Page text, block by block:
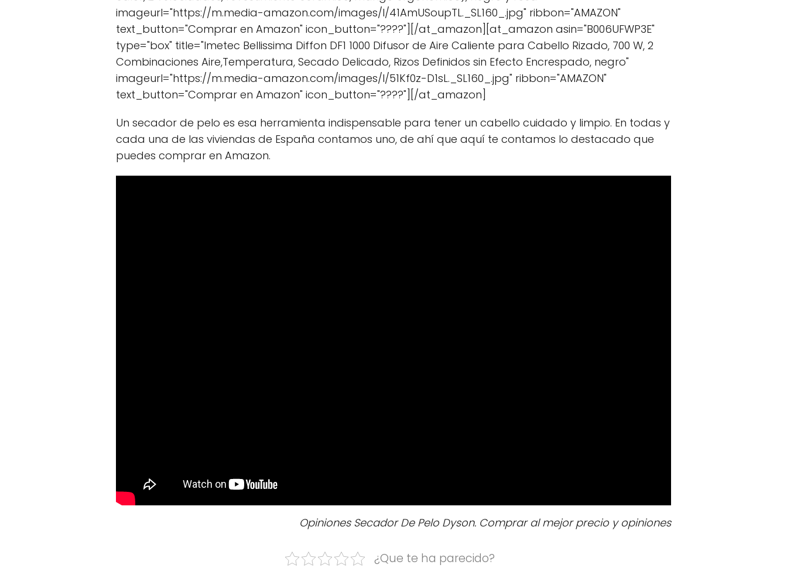
imageurl="https://m.media-amazon.com/images/I/41AmUSoupTL._SL160_.jpg" ribbon="AMAZON"
text_button="Comprar en Amazon" icon_button="????"][/at_amazon][at_amazon asin="B006UFWP3E"
type="box" title="Imetec Bellissima Diffon DF1 1000 Difusor de Aire Caliente para Cabello Rizado, 700 W, 2
Combinaciones Aire,Temperatura, Secado Delicado, Rizos Definidos sin Efecto Encrespado, negro"
imageurl="https://m.media-amazon.com/images/I/51Kf0z-D1sL._SL160_.jpg" ribbon="AMAZON"
text_button="Comprar en Amazon" icon_button="????"][/at_amazon]
Un secador de pelo es esa herramienta indispensable para tener un cabello cuidado y limpio. En todas y
cada una de las viviendas de España contamos uno, de ahí que aquí te contamos lo destacado que
puedes comprar en Amazon.
Opiniones Secador De Pelo Dyson. Comprar al mejor precio y opiniones
¿Que te ha parecido?